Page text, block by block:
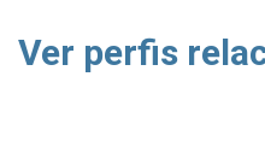
Ver perfis